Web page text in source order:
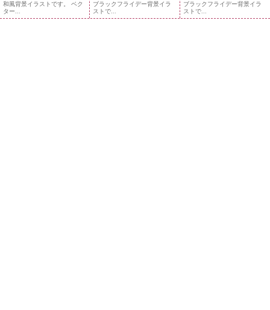
和風背景イラストです。 ベク
ター...
ブラックフライデー背景イラ
ストで...
ブラックフライデー背景イラ
ストで...